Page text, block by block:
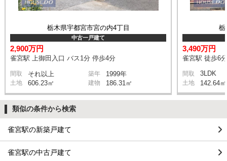
栃木県宇都宮市宮の内4丁目
中古一戸建て
2,900万円
雀宮駅 上御田入口 バス1分 停歩4分
間取 それ以上 築年 1999年
土地 606.23㎡ 建物 186.31㎡
栃
3,490万円
雀宮駅 徒歩6分
間取 3LDK
土地 142.64㎡
類似の条件から検索
雀宮駅の新築戸建て
雀宮駅の中古戸建て